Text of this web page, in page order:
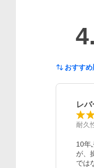
おすすめ
レ
耐久
10年
が、
では